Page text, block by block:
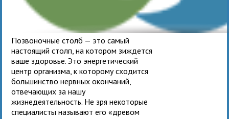
Позвоночные столб — это самый
настоящий столп, на котором зиждется
ваше здоровье. Это энергетический
центр организма, к которому сходится
большинство нервных окончаний,
отвечающих за нашу
жизнедеятельность. Не зря некоторые
специалисты называют его «древом